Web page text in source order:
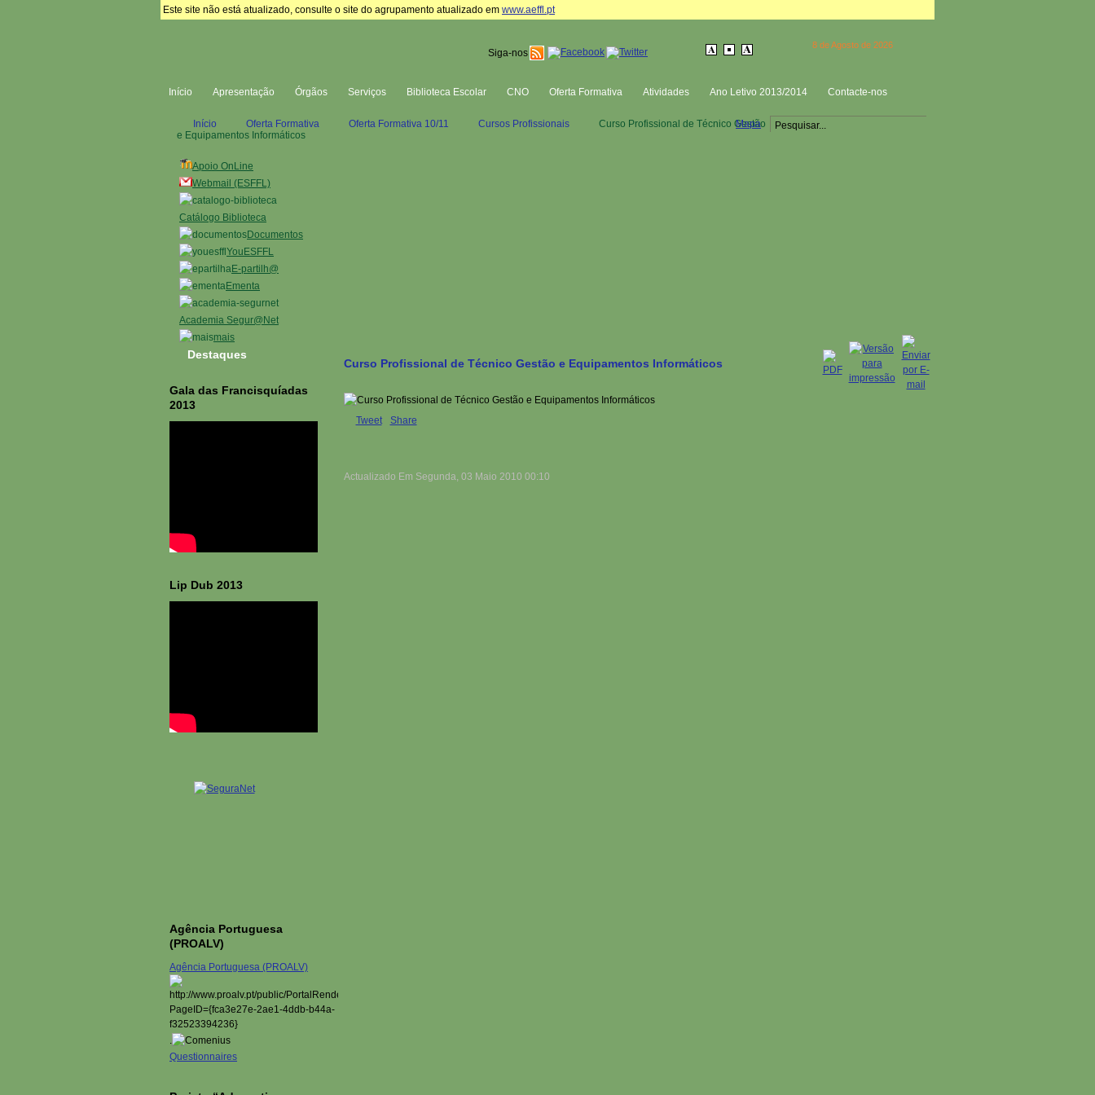
Este site não está atualizado, consulte o site do agrupamento atualizado em www.aeffl.pt
Siga-nos
8 de Agosto de 2026
Início Apresentação Órgãos Serviços Biblioteca Escolar CNO Oferta Formativa Atividades Ano Letivo 2013/2014 Contacte-nos
Apoio OnLine
Webmail (ESFFL)
Catálogo Biblioteca
Documentos
YouESFFL
E-partilh@
Ementa
Academia Segur@Net
mais
Mapa
Início Oferta Formativa Oferta Formativa 10/11 Cursos Profissionais
Curso Profissional de Técnico Gestão
e Equipamentos Informáticos
Curso Profissional de Técnico Gestão e Equipamentos Informáticos
Tweet Share
Actualizado Em Segunda, 03 Maio 2010 00:10
Destaques
Gala das Francisquíadas
2013
Lip Dub 2013
Agência Portuguesa
(PROALV)
Agência Portuguesa (PROALV)
.
Questionnaires